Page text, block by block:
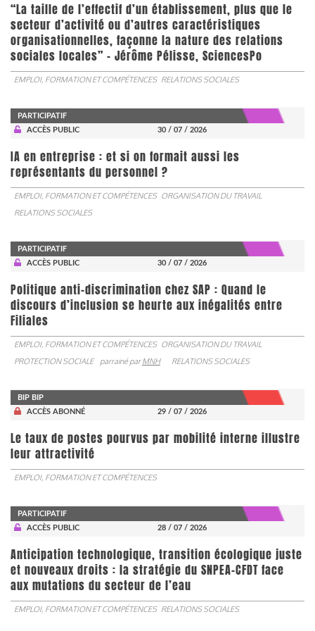
“La taille de l’effectif d’un établissement, plus que le
secteur d’activité ou d’autres caractéristiques
organisationnelles, façonne la nature des relations
sociales locales” - Jérôme Pélisse, SciencesPo
EMPLOI, FORMATION ET COMPÉTENCES RELATIONS SOCIALES
PARTICIPATIF
ACCÈS PUBLIC
30 / 07 / 2026
IA en entreprise : et si on formait aussi les
représentants du personnel ?
EMPLOI, FORMATION ET COMPÉTENCES ORGANISATION DU TRAVAIL
RELATIONS SOCIALES
PARTICIPATIF
ACCÈS PUBLIC
30 / 07 / 2026
Politique anti-discrimination chez SAP : Quand le
discours d’inclusion se heurte aux inégalités entre
Filiales
EMPLOI, FORMATION ET COMPÉTENCES ORGANISATION DU TRAVAIL
PROTECTION SOCIALE
parrainé parMNH RELATIONS SOCIALES
BIP BIP
ACCÈS ABONNÉ
29 / 07 / 2026
Le taux de postes pourvus par mobilité interne illustre
leur attractivité
EMPLOI, FORMATION ET COMPÉTENCES
PARTICIPATIF
ACCÈS PUBLIC
28 / 07 / 2026
Anticipation technologique, transition écologique juste
et nouveaux droits : la stratégie du SNPEA-CFDT face
aux mutations du secteur de l’eau
EMPLOI, FORMATION ET COMPÉTENCES RELATIONS SOCIALES